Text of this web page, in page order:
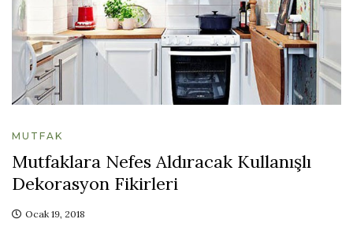
MUTFAK
Mutfaklara Nefes Aldıracak Kullanışlı
Dekorasyon Fikirleri
Ocak 19, 2018